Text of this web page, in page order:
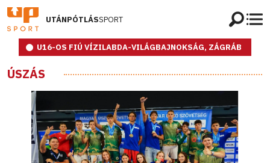
UTÁNPÓTLÁSSPORT
U16-OS FIÚ VÍZILABDA-VILÁGBAJNOKSÁG, ZÁGRÁB
ÚSZÁS